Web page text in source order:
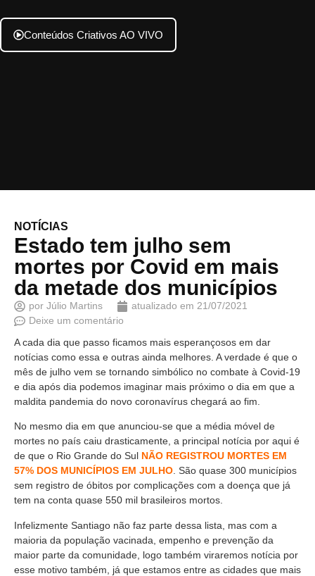
Conteúdos Criativos AO VIVO
NOTÍCIAS
Estado tem julho sem
mortes por Covid em mais
da metade dos municípios
por Júlio Martins atualizado em 21/07/2021
Deixe um comentário
A cada dia que passo ficamos mais esperançosos em dar
notícias como essa e outras ainda melhores. A verdade é que o
mês de julho vem se tornando simbólico no combate à Covid-19
e dia após dia podemos imaginar mais próximo o dia em que a
maldita pandemia do novo coronavírus chegará ao fim.
No mesmo dia em que anunciou-se que a média móvel de
mortes no país caiu drasticamente, a principal notícia por aqui é
de que o Rio Grande do Sul NÃO REGISTROU MORTES EM
57% DOS MUNICÍPIOS EM JULHO. São quase 300 municípios
sem registro de óbitos por complicações com a doença que já
tem na conta quase 550 mil brasileiros mortos.
Infelizmente Santiago não faz parte dessa lista, mas com a
maioria da população vacinada, empenho e prevenção da
maior parte da comunidade, logo também viraremos notícia por
esse motivo também, já que estamos entre as cidades que mais